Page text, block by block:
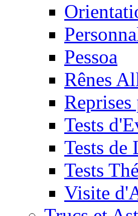
Pessoa
Rênes
Tests
Tests de
Tests
Visite